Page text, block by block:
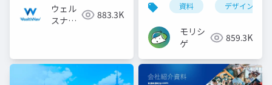
ウェル
スナビ
883.3K
資料 デザイン
モリシ
ゲ
859.3K